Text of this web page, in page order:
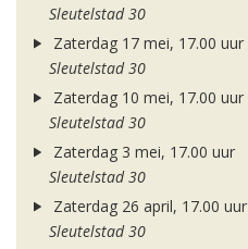
Sleutelstad 30
Zaterdag 17 mei, 17.00 uur
Sleutelstad 30
Zaterdag 10 mei, 17.00 uur
Sleutelstad 30
Zaterdag 3 mei, 17.00 uur
Sleutelstad 30
Zaterdag 26 april, 17.00 uur
Sleutelstad 30